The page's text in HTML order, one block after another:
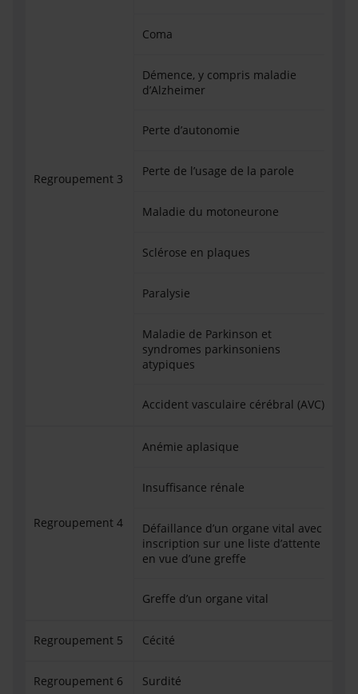
Regroupement 3
Coma
Démence, y compris maladie
d’Alzheimer
Perte d’autonomie
Perte de l’usage de la parole
Maladie du motoneurone
Sclérose en plaques
Paralysie
Maladie de Parkinson et
syndromes parkinsoniens
atypiques
Accident vasculaire cérébral (AVC)
Regroupement 4
Anémie aplasique
Insuffisance rénale
Défaillance d’un organe vital avec
inscription sur une liste d’attente
en vue d’une greffe
Greffe d’un organe vital
Regroupement 5 Cécité
Regroupement 6 Surdité